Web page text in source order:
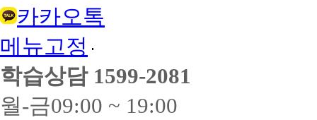
카카오톡
메뉴고정
학습상담 1599-2081
월-금09:00 ~ 19:00